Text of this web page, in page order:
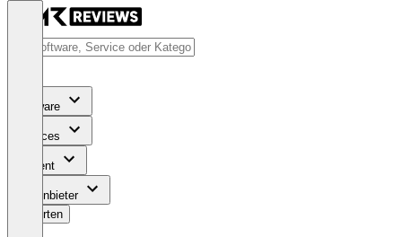
Software
Services
Content
Für Anbieter
Bewerten